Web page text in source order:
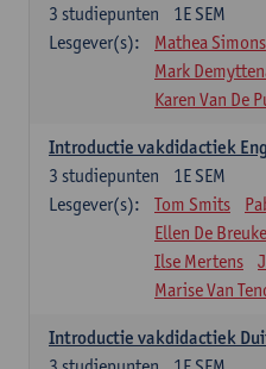
1E SEM
3 studiepunten
Lesgever(s):
Mathea Simons
Mark
Karen Van De
Introductie vakdidactiek
1E SEM
3 studiepunten
Lesgever(s):
Tom Smits
Ellen De
Ilse Mertens
Marise Van
Introductie vakdidactiek